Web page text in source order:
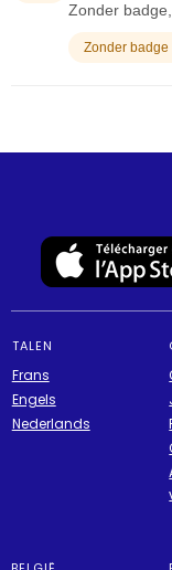
Zonder
Zonder badge
TALEN
Frans
Engels
Nederlands